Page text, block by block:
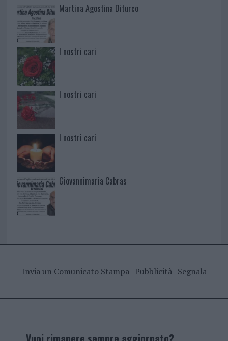
Martina Agostina Diturco
I nostri cari
I nostri cari
I nostri cari
Giovannimaria Cabras
Invia un Comunicato Stampa| Pubblicità| Segnala